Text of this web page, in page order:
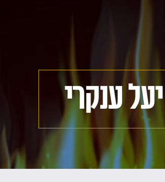
יעל ענקרי